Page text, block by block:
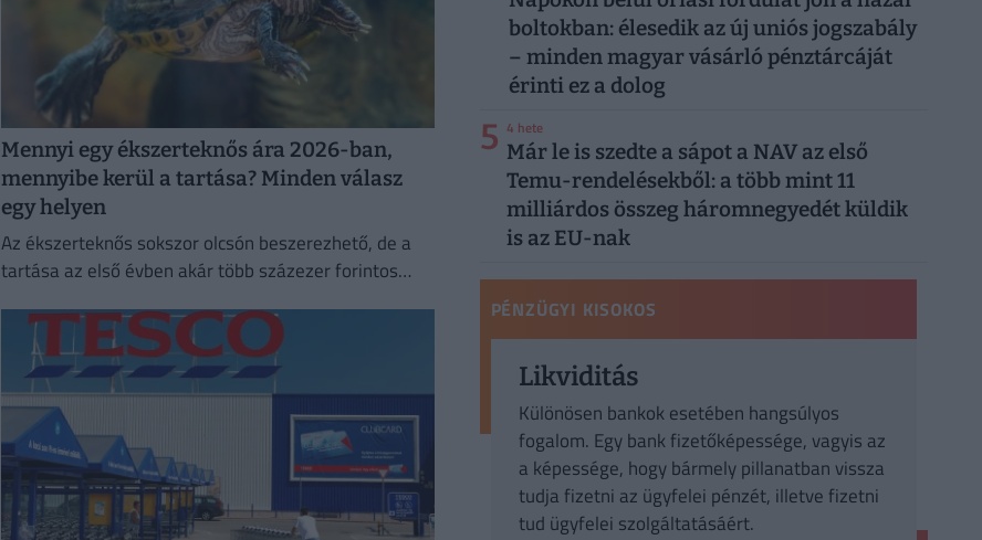
Mennyi egy ékszerteknős ára 2026-ban,
mennyibe kerül a tartása? Minden válasz
egy helyen
Az ékszerteknős sokszor olcsón beszerezhető, de a
tartása az első évben akár több százezer forintos
teknőstartás költsége!
boltokban: élesedik az új uniós jogszabály
– minden magyar vásárló pénztárcáját
érinti ez a dolog
5 4 hete
Már le is szedte a sápot a NAV az első
Temu-rendelésekből: a több mint 11
milliárdos összeg háromnegyedét küldik
is az EU-nak
PÉNZÜGYI KISOKOS
Likviditás
Különösen bankok esetében hangsúlyos
fogalom. Egy bank fizetőképessége, vagyis az
a képessége, hogy bármely pillanatban vissza
tudja fizetni az ügyfelei pénzét, illetve fizetni
tud ügyfelei szolgáltatásáért.